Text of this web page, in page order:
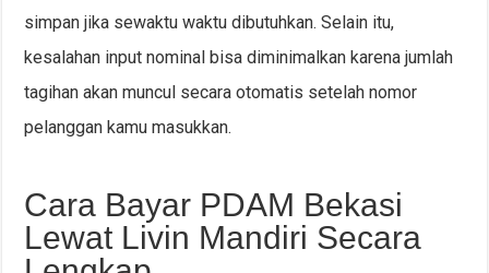
simpan jika sewaktu waktu dibutuhkan. Selain itu,
kesalahan input nominal bisa diminimalkan karena jumlah
tagihan akan muncul secara otomatis setelah nomor
pelanggan kamu masukkan.
Cara Bayar PDAM Bekasi
Lewat Livin Mandiri Secara